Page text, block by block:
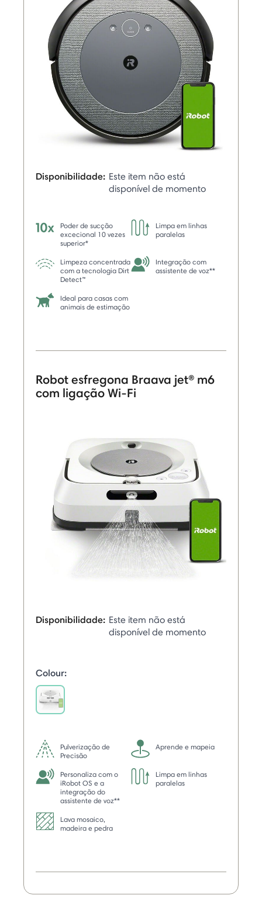
Disponibilidade: Este item não está
disponível de momento
Poder de sucção
excecional 10 vezes
superior*
Limpa em linhas
paralelas
Limpeza concentrada
com a tecnologia Dirt
Detect™
Integração com
assistente de voz**
Ideal para casas com
animais de estimação
Robot esfregona Braava jet® m6
com ligação Wi-Fi
Disponibilidade: Este item não está
disponível de momento
Colour:
Pulverização de
Precisão
Aprende e mapeia
Personaliza com o
iRobot OS e a
integração do
assistente de voz**
Limpa em linhas
paralelas
Lava mosaico,
madeira e pedra